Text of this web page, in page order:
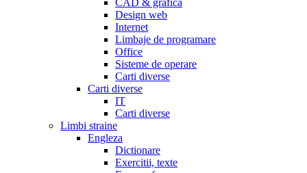
CAD & grafica
Design web
Internet
Limbaje de programare
Office
Sisteme de operare
Carti diverse
Carti diverse
IT
Carti diverse
Limbi straine
Engleza
Dictionare
Exercitii, texte